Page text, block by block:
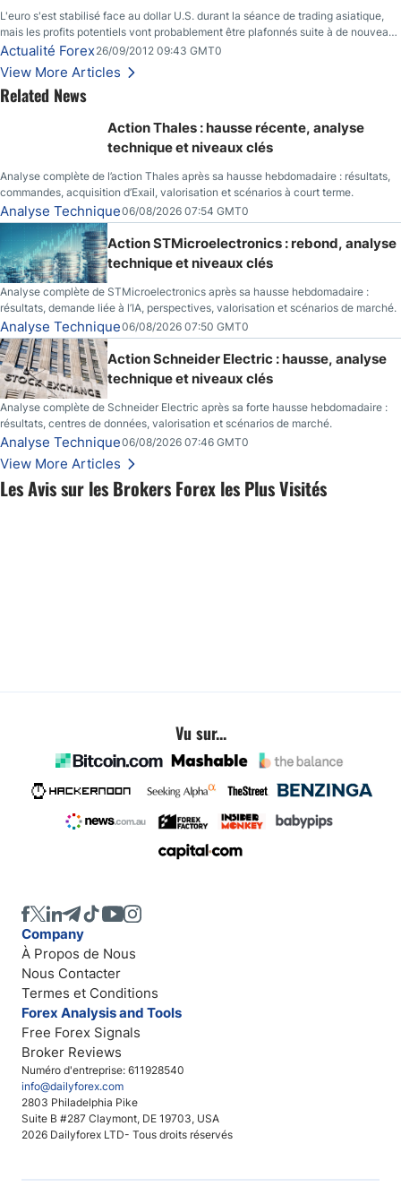
Les Avis sur les Brokers Forex les Plus Visités
L'euro s'est stabilisé face au dollar U.S. durant la séance de trading asiatique,
mais les profits potentiels vont probablement être plafonnés suite à de nouveaux
événements liés au renflouement en Espagne, renforçant les inquiétudes des
investisseurs.
Actualité Forex 26/09/2012 09:43 GMT0
View More Articles
Related News
Action Thales : hausse récente, analyse
technique et niveaux clés
Analyse complète de l’action Thales après sa hausse hebdomadaire : résultats,
commandes, acquisition d’Exail, valorisation et scénarios à court terme.
Analyse Technique06/08/2026 07:54 GMT0
Action STMicroelectronics : rebond, analyse
technique et niveaux clés
Analyse complète de STMicroelectronics après sa hausse hebdomadaire :
résultats, demande liée à l’IA, perspectives, valorisation et scénarios de marché.
Analyse Technique06/08/2026 07:50 GMT0
Action Schneider Electric : hausse, analyse
technique et niveaux clés
Analyse complète de Schneider Electric après sa forte hausse hebdomadaire :
résultats, centres de données, valorisation et scénarios de marché.
Analyse Technique06/08/2026 07:46 GMT0
View More Articles
Vu sur...
Numéro d'entreprise: 611928540
info@dailyforex.com
2803 Philadelphia Pike
Suite B #287 Claymont, DE 19703, USA
2026 Dailyforex LTD- Tous droits réservés
Company
À Propos de Nous
Nous Contacter
Termes et Conditions
Forex Analysis and Tools
Free Forex Signals
Broker Reviews